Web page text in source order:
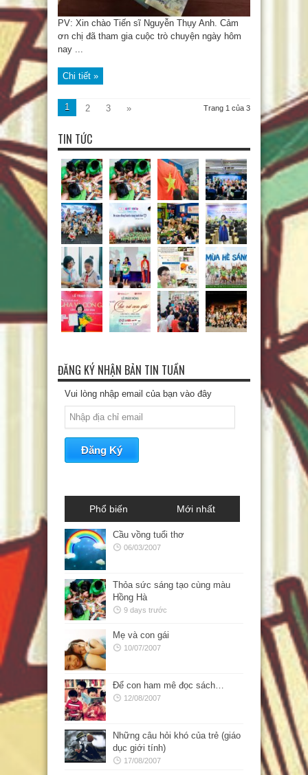
PV: Xin chào Tiến sĩ Nguyễn Thụy Anh. Cảm
ơn chị đã tham gia cuộc trò chuyện ngày hôm
nay ...
Chi tiết »
Trang 1 của 3
1 2 3 »
TIN TỨC
ĐĂNG KÝ NHẬN BẢN TIN TUẦN
Vui lòng nhập email của bạn vào đây
Phổ biến Mới nhất
Cầu vồng tuổi thơ
06/03/2007
Thỏa sức sáng tạo cùng màu
Hồng Hà
9 days trước
Mẹ và con gái
10/07/2007
Để con ham mê đọc sách…
12/08/2007
Những câu hỏi khó của trẻ (giáo
dục giới tính)
17/08/2007